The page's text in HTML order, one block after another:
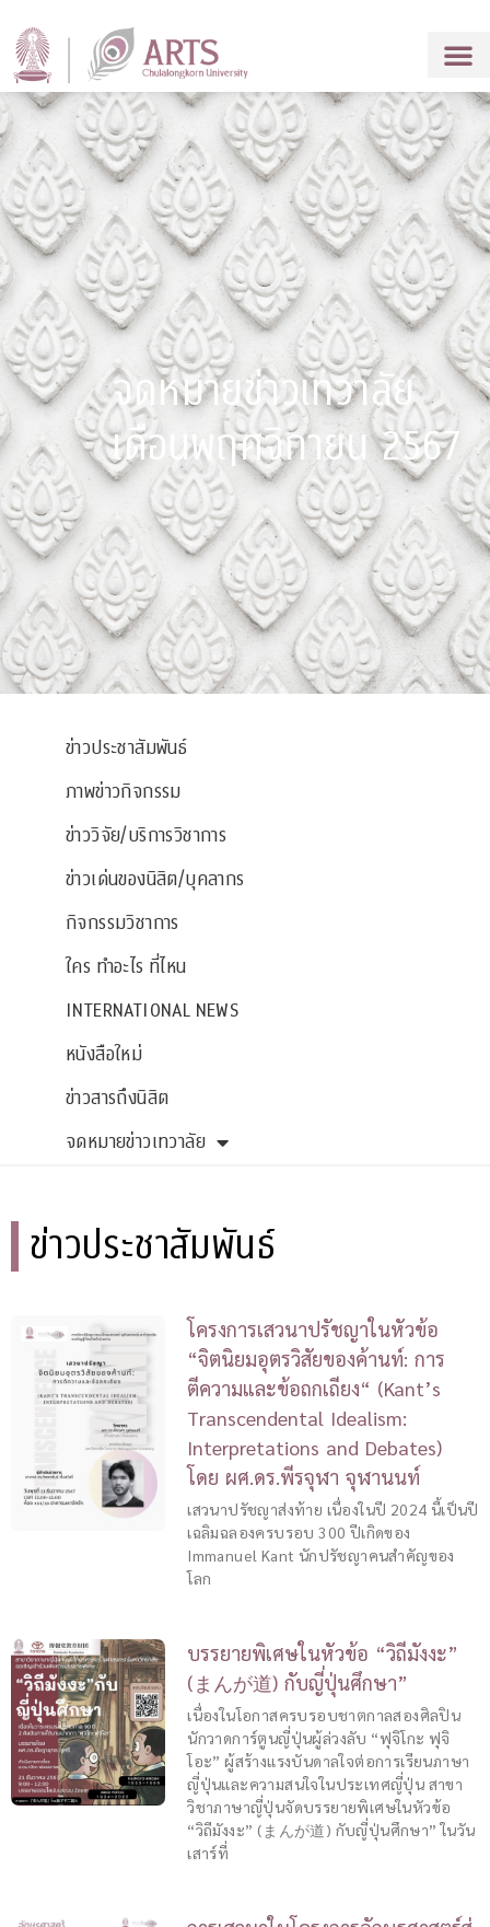
จดหมายข่าวเทวาลัย
เดือนพฤศจิกายน 2567
ข่าวประชาสัมพันธ์
ภาพข่าวกิจกรรม
ข่าววิจัย/บริการวิชาการ
ข่าวเด่นของนิสิต/บุคลากร
กิจกรรมวิชาการ
ใคร ทำอะไร ที่ไหน
INTERNATIONAL NEWS
หนังสือใหม่
ข่าวสารถึงนิสิต
จดหมายข่าวเทวาลัย
ข่าวประชาสัมพันธ์
โครงการเสวนาปรัชญาในหัวข้อ
“จิตนิยมอุตรวิสัยของค้านท์: การ
ตีความและข้อถกเถียง“ (Kant’s
Transcendental Idealism:
Interpretations and Debates)
โดย ผศ.ดร.พีรจุฬา จุฬานนท์
เสวนาปรัชญาส่งท้าย เนื่องในปี 2024 นี้เป็นปี
เฉลิมฉลองครบรอบ 300 ปีเกิดของ
Immanuel Kant นักปรัชญาคนสำคัญของ
โลก
บรรยายพิเศษในหัวข้อ “วิถีมังงะ”
(まんが道) กับญี่ปุ่นศึกษา”
เนื่องในโอกาสครบรอบชาตกาลสองศิลปิน
นักวาดการ์ตูนญี่ปุ่นผู้ล่วงลับ “ฟุจิโกะ ฟุจิ
โอะ” ผู้สร้างแรงบันดาลใจต่อการเรียนภาษา
ญี่ปุ่นและความสนใจในประเทศญี่ปุ่น สาขา
วิชาภาษาญี่ปุ่นจัดบรรยายพิเศษในหัวข้อ
“วิถีมังงะ” (まんが道) กับญี่ปุ่นศึกษา” ในวัน
เสาร์ที่